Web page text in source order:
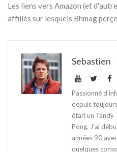
Les liens vers Amazon (et
affiliés sur lesquels Bhmag
Sebastien
Passionné
depuis
était un Tandy
Pong. J'ai
années 90
quelques